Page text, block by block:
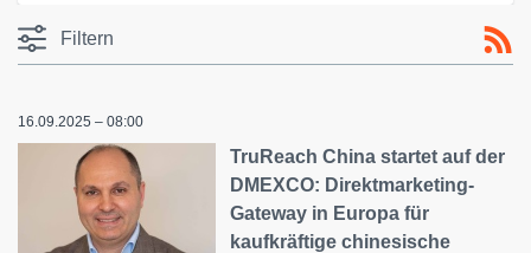
Filtern
16.09.2025 – 08:00
TruReach China startet auf der
DMEXCO: Direktmarketing-
Gateway in Europa für
kaufkräftige chinesische